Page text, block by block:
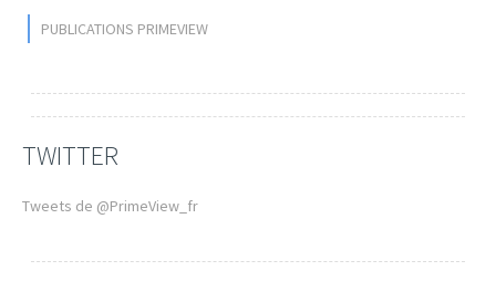
PUBLICATIONS PRIMEVIEW
TWITTER
Tweets de @PrimeView_fr